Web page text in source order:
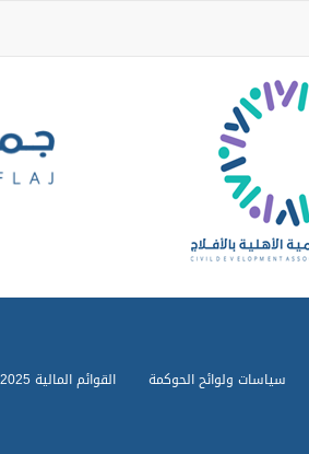
سياسات ولوائح الحوكمة القوائم المالية 2025